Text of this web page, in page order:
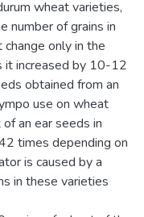
wheat varieties,
number of grains in
only in the
it increased by 10-12
obtained from an
use on wheat
an ear seeds in
times depending on
is caused by a
in these varieties